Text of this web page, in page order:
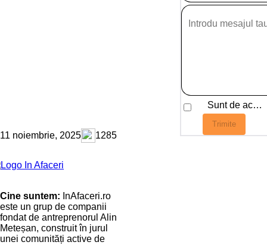
11 noiembrie, 2025 1285
Sunt de acord cu
Trimite
Cine suntem: InAfaceri.ro
este un grup de companii
fondat de antreprenorul Alin
Meteșan, construit în jurul
unei comunități active de